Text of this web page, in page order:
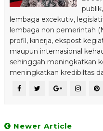
lembaga excekutiv,
lembaga non pemerintah
profil, kinerja, ekspost
maupun internasional
sehinggah meningkatkan
meningkatkan kredibiltas
Newer Article